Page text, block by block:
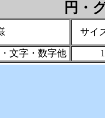
円・
サイ
文字・数字他